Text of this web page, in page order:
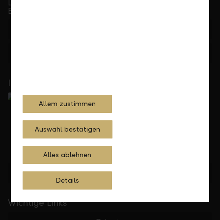
In Ihrer Nähe
Standorte finden
Wichtige Links
Allem zustimmen
Auswahl bestätigen
Alles ablehnen
Details